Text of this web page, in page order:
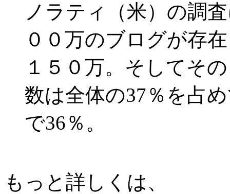
ノラティ（米）の調
００万のブログが存
１５０万。そしてそ
数は全体の37％を占
で36％。
もっと詳しくは、